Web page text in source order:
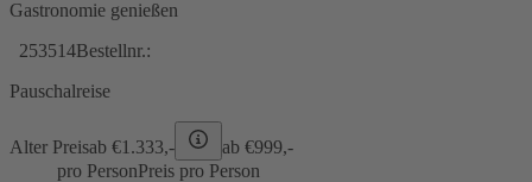
Gastronomie genießen
253514Bestellnr.:
Pauschalreise
Alter Preisab €1.333,- ab €999,-
pro PersonPreis pro Person